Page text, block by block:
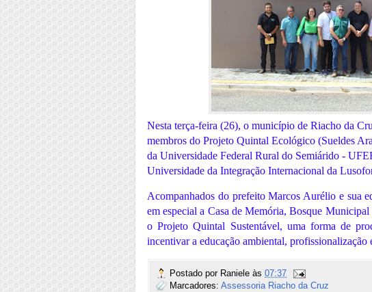
Nesta terça-feira (26), o município de Riacho da
membros do Projeto Quintal Ecológico (Sueldes
da Universidade Federal Rural do Semiárido -
Universidade da Integração Internacional da
Acompanhados do prefeito Marcos Aurélio e sua
em especial a Casa de Memória, Bosque
o Projeto Quintal Sustentável, uma forma de
incentivar a educação ambiental,
Postado por Raniele às 07:37
Marcadores: Assessoria Riacho da Cruz